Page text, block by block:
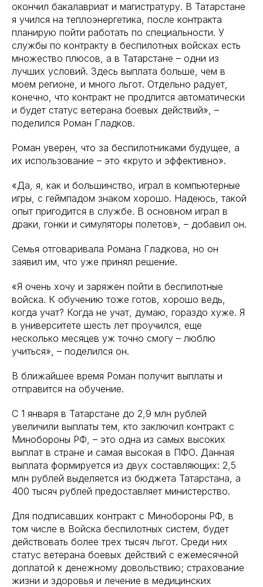
окончил бакалавриат и магистратуру. В Татарстане
я учился на теплоэнергетика, после контракта
планирую пойти работать по специальности. У
службы по контракту в беспилотных войсках есть
множество плюсов, а в Татарстане – одни из
лучших условий. Здесь выплата больше, чем в
моем регионе, и много льгот. Отдельно радует,
конечно, что контракт не продлится автоматически
и будет статус ветерана боевых действий», –
поделился Роман Гладков.
Роман уверен, что за беспилотниками будущее, а
их использование – это «круто и эффективно».
«Да, я, как и большинство, играл в компьютерные
игры, с геймпадом знаком хорошо. Надеюсь, такой
опыт пригодится в службе. В основном играл в
драки, гонки и симуляторы полетов», – добавил он.
Семья отговаривала Романа Гладкова, но он
заявил им, что уже принял решение.
«Я очень хочу и заряжен пойти в беспилотные
войска. К обучению тоже готов, хорошо ведь,
когда учат? Когда не учат, думаю, гораздо хуже. Я
в университете шесть лет проучился, еще
несколько месяцев уж точно смогу – люблю
учиться», – поделился он.
В ближайшее время Роман получит выплаты и
отправится на обучение.
С 1 января в Татарстане до 2,9 млн рублей
увеличили выплаты тем, кто заключил контракт с
Минобороны РФ, – это одна из самых высоких
выплат в стране и самая высокая в ПФО. Данная
выплата формируется из двух составляющих: 2,5
млн рублей выделяется из бюджета Татарстана, а
400 тысяч рублей предоставляет министерство.
Для подписавших контракт с Минобороны РФ, в
том числе в Войска беспилотных систем, будет
действовать более трех тысяч льгот. Среди них
статус ветерана боевых действий с ежемесячной
доплатой к денежному довольствию; страхование
жизни и здоровья и лечение в медицинских